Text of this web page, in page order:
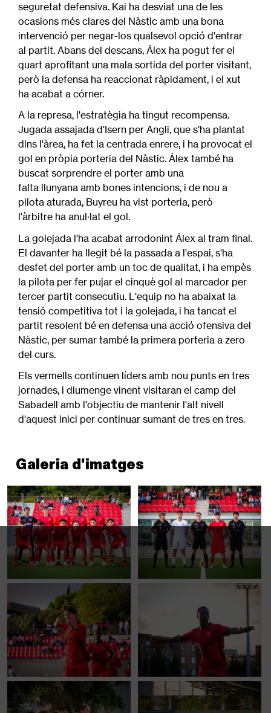
seguretat defensiva. Kai ha desviat una de les
ocasions més clares del Nàstic amb una bona
intervenció per negar-los qualsevol opció d'entrar
al partit. Abans del descans, Álex ha pogut fer el
quart aprofitant una mala sortida del porter visitant,
però la defensa ha reaccionat ràpidament, i el xut
ha acabat a córner.
A la represa, l'estratègia ha tingut recompensa.
Jugada assajada d'Isern per Angli, que s'ha plantat
dins l'àrea, ha fet la centrada enrere, i ha provocat el
gol en pròpia porteria del Nàstic. Álex també ha
buscat sorprendre el porter amb una
falta llunyana amb bones intencions, i de nou a
pilota aturada, Buyreu ha vist porteria, però
l'àrbitre ha anul·lat el gol.
La golejada l'ha acabat arrodonint Álex al tram final.
El davanter ha llegit bé la passada a l'espai, s'ha
desfet del porter amb un toc de qualitat, i ha empès
la pilota per fer pujar el cinquè gol al marcador per
tercer partit consecutiu. L'equip no ha abaixat la
tensió competitiva tot i la golejada, i ha tancat el
partit resolent bé en defensa una acció ofensiva del
Nàstic, per sumar també la primera porteria a zero
del curs.
Els vermells continuen líders amb nou punts en tres
jornades, i diumenge vinent visitaran el camp del
Sabadell amb l'objectiu de mantenir l'alt nivell
d'aquest inici per continuar sumant de tres en tres.
Galeria d'imatges